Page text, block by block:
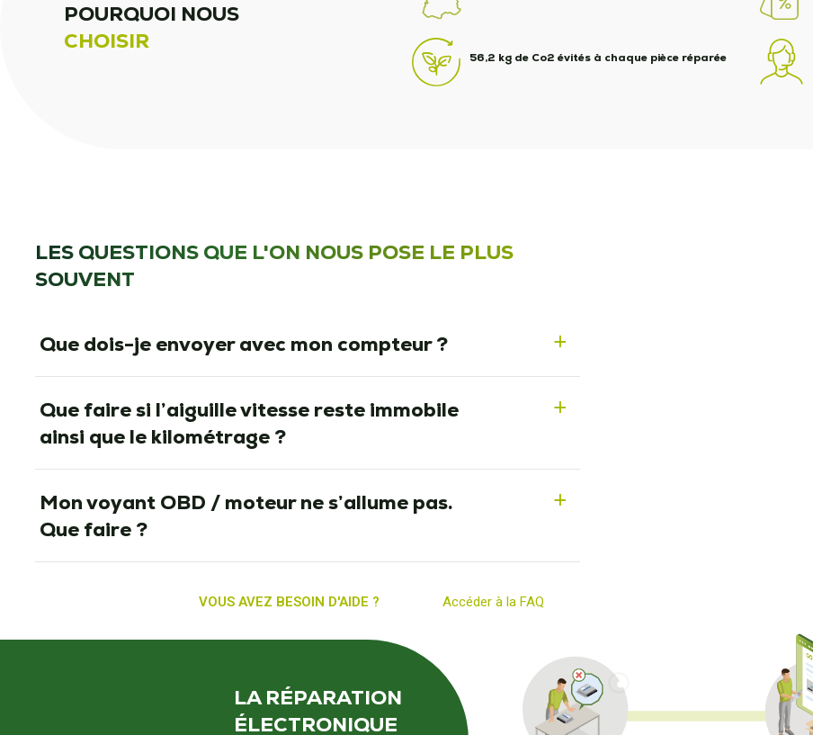
POURQUOI NOUS
CHOISIR
56,2 kg de Co2 évités à chaque pièce réparée
LES QUESTIONS QUE L'ON NOUS POSE LE PLUS
SOUVENT
a
Que dois-je envoyer avec mon compteur ?
a
Que faire si l’aiguille vitesse reste immobile
ainsi que le kilométrage ?
a
Mon voyant OBD / moteur ne s’allume pas.
Que faire ?
VOUS AVEZ BESOIN D'AIDE ? Accéder à la FAQ
LA RÉPARATION
ÉLECTRONIQUE